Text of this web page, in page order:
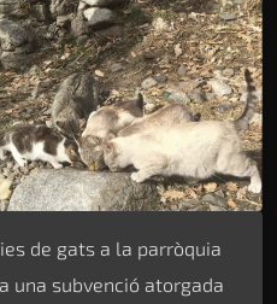
de gats a la parròquia
una subvenció atorgada